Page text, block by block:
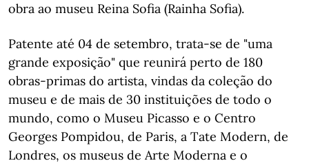
obra ao museu Reina Sofia (Rainha Sofia).
Patente até 04 de setembro, trata-se de "uma
grande exposição" que reunirá perto de 180
obras-primas do artista, vindas da coleção do
museu e de mais de 30 instituições de todo o
mundo, como o Museu Picasso e o Centro
Georges Pompidou, de Paris, a Tate Modern, de
Londres, os museus de Arte Moderna e o